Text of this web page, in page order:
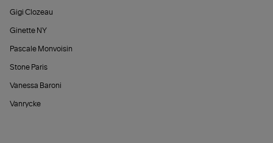
Gigi Clozeau
Ginette NY
Pascale Monvoisin
Stone Paris
Vanessa Baroni
Vanrycke